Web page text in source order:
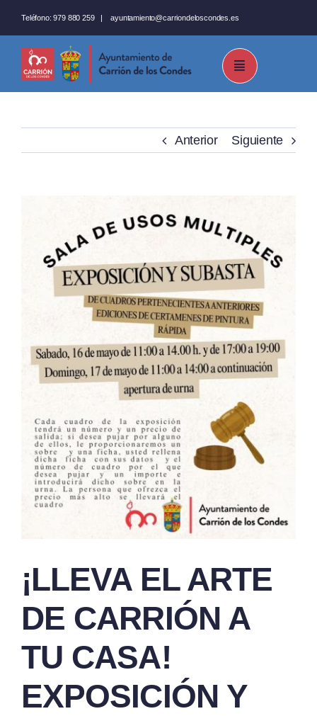
al
contenido
Teléfono: 979 880 259 |ayuntamiento@carriondeloscondes.es
Anterior Siguiente
¡LLEVA EL ARTE
DE CARRIÓN A
TU CASA!
EXPOSICIÓN Y